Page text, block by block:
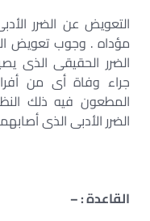
التعويض عن الضرر
مؤداه . وجوب تعويض
الضرر الحقيقى الذى
جراء وفاة أى من
المطعون فيه ذلك
الضرر الأدبى الذى
القاعدة : –